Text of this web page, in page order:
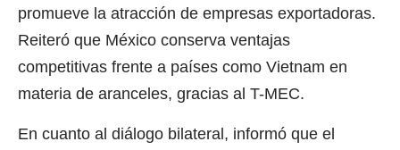
promueve la atracción de empresas exportadoras.
Reiteró que México conserva ventajas
competitivas frente a países como Vietnam en
materia de aranceles, gracias al T-MEC.
En cuanto al diálogo bilateral, informó que el